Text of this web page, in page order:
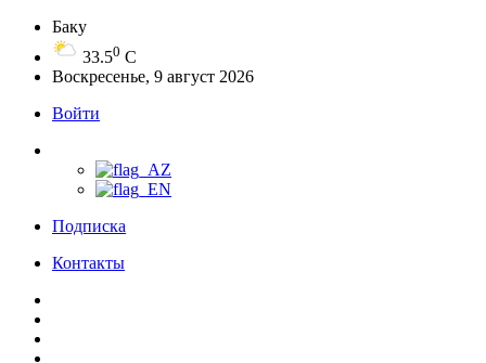
Баку
33.50 C
Воскресенье, 9 август 2026
Войти
Подписка
Контакты